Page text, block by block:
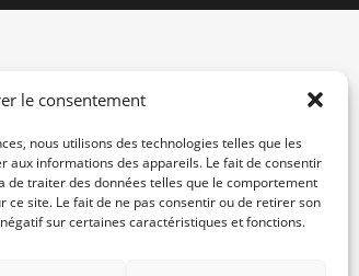
le consentement
nous utilisons des technologies telles que les
aux informations des appareils. Le fait de consentir
de traiter des données telles que le comportement
ce site. Le fait de ne pas consentir ou de retirer son
sur certaines caractéristiques et fonctions.